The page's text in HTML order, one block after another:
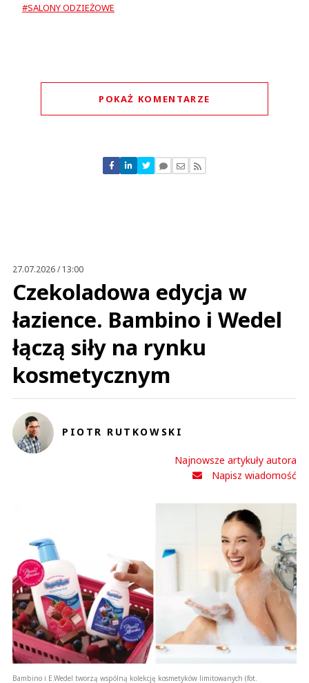
#SALONY ODZIEŻOWE
POKAŻ KOMENTARZE
Nie znaleziono komentarzy
Zostaw swoje komentarze
27.07.2026 / 13:00
Czekoladowa edycja w
łazience. Bambino i Wedel
łączą siły na rynku
kosmetycznym
PIOTR RUTKOWSKI
Najnowsze artykuły autora
Napisz wiadomość
Bambino i E.Wedel tworzą wspólną kolekcję kosmetyków limitowanych (fot.